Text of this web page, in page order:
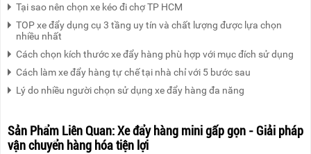
Tại sao nên chọn xe kéo đi chợ TP HCM
TOP xe đẩy dụng cụ 3 tầng uy tín và chất lượng được lựa chọn
nhiều nhất
Cách chọn kích thước xe đẩy hàng phù hợp với mục đích sử dụng
Cách làm xe đẩy hàng tự chế tại nhà chỉ với 5 bước sau
Lý do nhiều người chọn sử dụng xe đẩy hàng đa năng
Sản Phẩm Liên Quan:Xe đẩy hàng mini gấp gọn - Giải pháp
vận chuyển hàng hóa tiện lợi